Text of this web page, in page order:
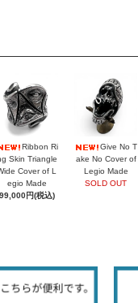
Ribbon Ri
Skin Triangle
Cover of L
egio Made
99,000円(税込)
Give No T
ake No Cover of
Legio Made
SOLD OUT